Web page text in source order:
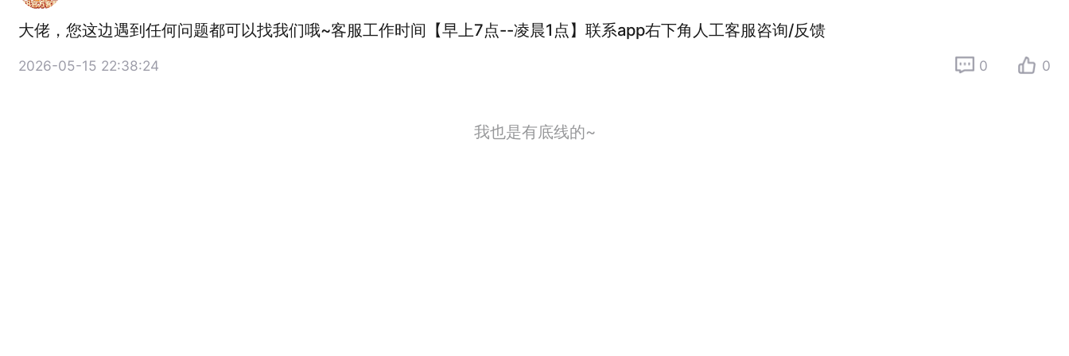
大佬，您这边遇到任何问题都可以找我们哦~客服工作时间【早上7点--凌晨1点】联系app右下角人工客服咨询/反馈
2026-05-15 22:38:24 0 0
我也是有底线的~